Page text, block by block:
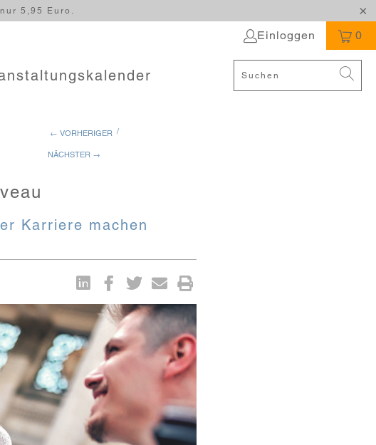
5,95 Euro.
Einloggen 0
← VORHERIGER /
NÄCHSTER →
Karriere machen